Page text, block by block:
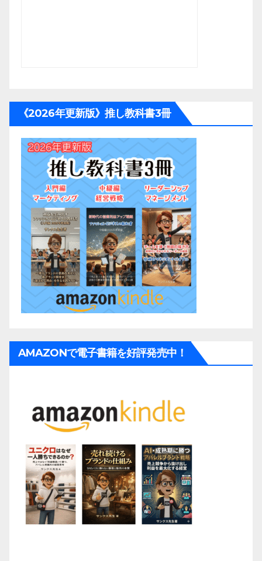
《2026年更新版》推し教科書3冊
AMAZONで電子書籍を好評発売中！